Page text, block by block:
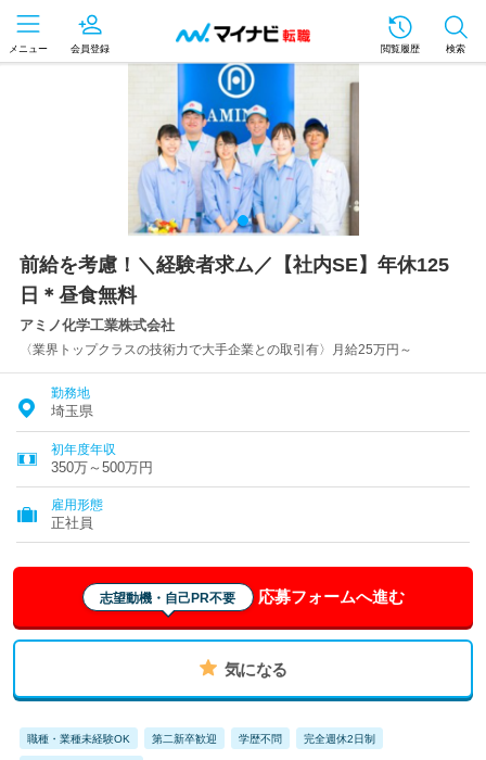
メニュー 会員登録 閲覧履歴 検索
前給を考慮！＼経験者求ム／【社内SE】年休125
日＊昼食無料
アミノ化学工業株式会社
〈業界トップクラスの技術力で大手企業との取引有〉月給25万円～
勤務地
埼玉県
初年度年収
350万～500万円
雇用形態
正社員
志望動機・自己PR不要 応募フォームへ進む
気になる
職種・業種未経験OK 第二新卒歓迎 学歴不問 完全週休2日制